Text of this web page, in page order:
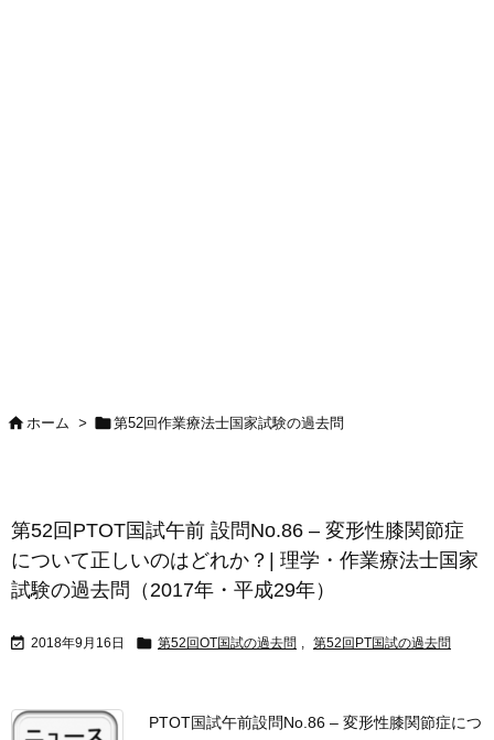
ホーム > 第52回作業療法士国家試験の過去問
第52回PTOT国試午前 設問No.86 – 変形性膝関節症
について正しいのはどれか？| 理学・作業療法士国家
試験の過去問（2017年・平成29年）
 2018年9月16日  第52回OT国試の過去問 , 第52回PT国試の過去問
PTOT国試午前設問No.86 – 変形性膝関節症につ